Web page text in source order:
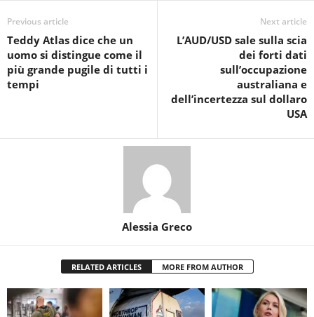
Previous article
Teddy Atlas dice che un
uomo si distingue come il
più grande pugile di tutti i
tempi
Next article
L’AUD/USD sale sulla scia
dei forti dati
sull’occupazione
australiana e
dell’incertezza sul dollaro
USA
Alessia Greco
RELATED ARTICLES MORE FROM AUTHOR